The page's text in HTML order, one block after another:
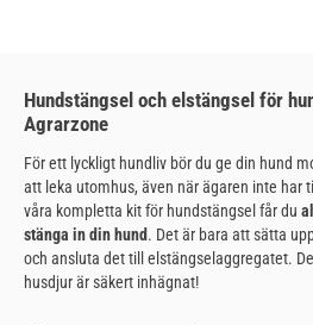
Hundstängsel och elstängsel för
Agrarzone
För ett lyckligt hundliv bör du ge din hund
att leka utomhus, även när ägaren inte har
våra kompletta kit för hundstängsel får du
stänga in din hund. Det är bara att sätta
och ansluta det till elstängselaggregatet.
husdjur är säkert inhägnat!